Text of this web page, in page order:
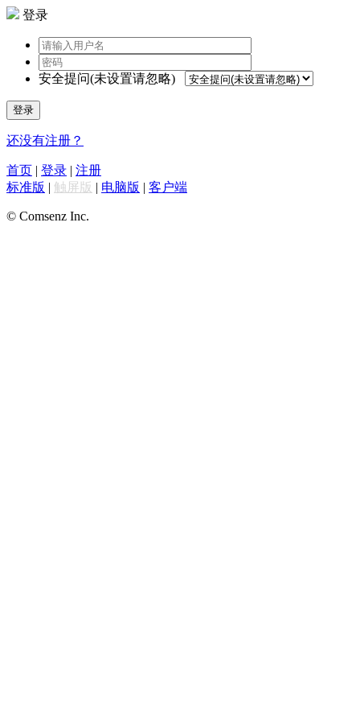
登录
安全提问(未设置请忽略)
登录
还没有注册？
首页 | 登录 | 注册
标准版 | 触屏版 | 电脑版 | 客户端
© Comsenz Inc.